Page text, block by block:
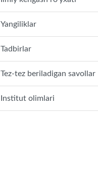
Yangiliklar
Tadbirlar
Tez-tez beriladigan savollar
Institut olimlari